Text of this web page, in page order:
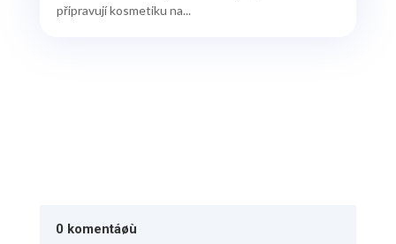
připravují kosmetiku na...
0 komentáøù